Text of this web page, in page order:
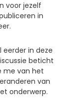
voor jezelf
in
eerder in deze
beticht
me van het
van
onderwerp.